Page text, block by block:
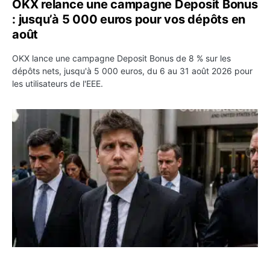
OKX relance une campagne Deposit Bonus
: jusqu’à 5 000 euros pour vos dépôts en
août
OKX lance une campagne Deposit Bonus de 8 % sur les
dépôts nets, jusqu'à 5 000 euros, du 6 au 31 août 2026 pour
les utilisateurs de l'EEE.
OpenAI demande le rejet de la plainte d’Apple et